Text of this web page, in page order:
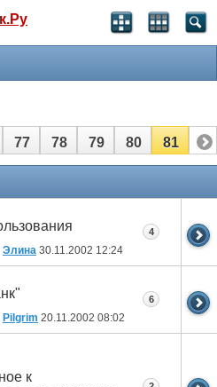
без рекламы
77 78 79 80 81
Элинa 30.11.2002 12:24
4
Pilgrim 20.11.2002 08:02
6
к